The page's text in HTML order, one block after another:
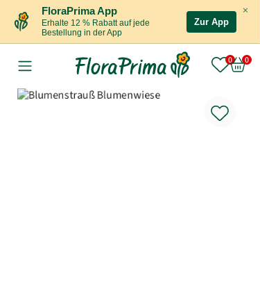
×
FloraPrima App
Erhalte 12 % Rabatt auf jede
Bestellung in der App
Zur App